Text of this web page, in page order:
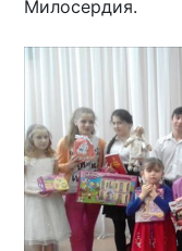
Милосердия.